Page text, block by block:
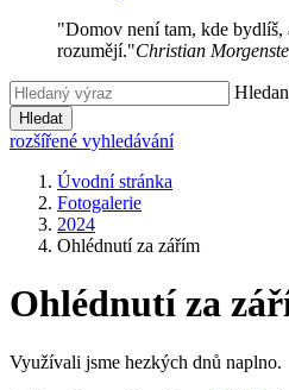
"Domov není tam, kde bydlíš,
rozumějí."Christian
Hledat
rozšířené vyhledávání
Úvodní stránka
Fotogalerie
2024
Ohlédnutí za zářím
Ohlédnutí za
Využívali jsme hezkých dnů naplno.